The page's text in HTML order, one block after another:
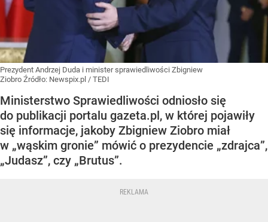
Prezydent Andrzej Duda i minister sprawiedliwości Zbigniew
Ziobro Źródło: Newspix.pl / TEDI
Ministerstwo Sprawiedliwości odniosło się
do publikacji portalu gazeta.pl, w której pojawiły
się informacje, jakoby Zbigniew Ziobro miał
w „wąskim gronie” mówić o prezydencie „zdrajca”,
„Judasz”, czy „Brutus”.